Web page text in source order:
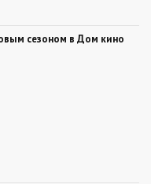
сезоном в Дом кино